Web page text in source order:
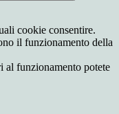
cookie consentire.
il funzionamento della
al funzionamento potete